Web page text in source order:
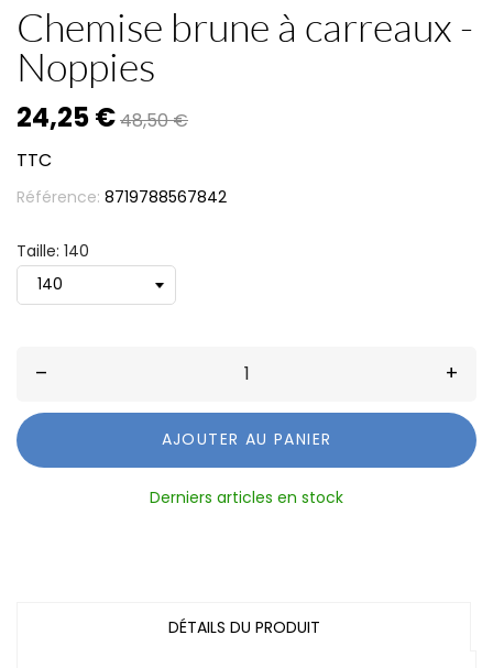
Chemise brune à carreaux -
Noppies
24,25 €48,50 €
TTC
Référence: 8719788567842
Taille: 140
– +
AJOUTER AU PANIER
Derniers articles en stock
DÉTAILS DU PRODUIT